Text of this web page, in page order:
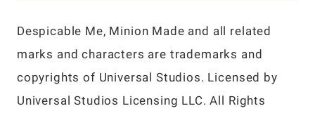
Despicable Me, Minion Made and all related
marks and characters are trademarks and
copyrights of Universal Studios. Licensed by
Universal Studios Licensing LLC. All Rights